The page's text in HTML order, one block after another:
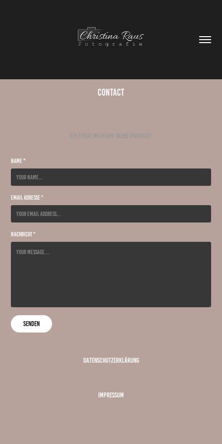
Contact
Ich freue mich auf deine Anfrage!
Name *
Email Adresse *
Nachricht *
Senden
Datenschutzerklärung
Impressum